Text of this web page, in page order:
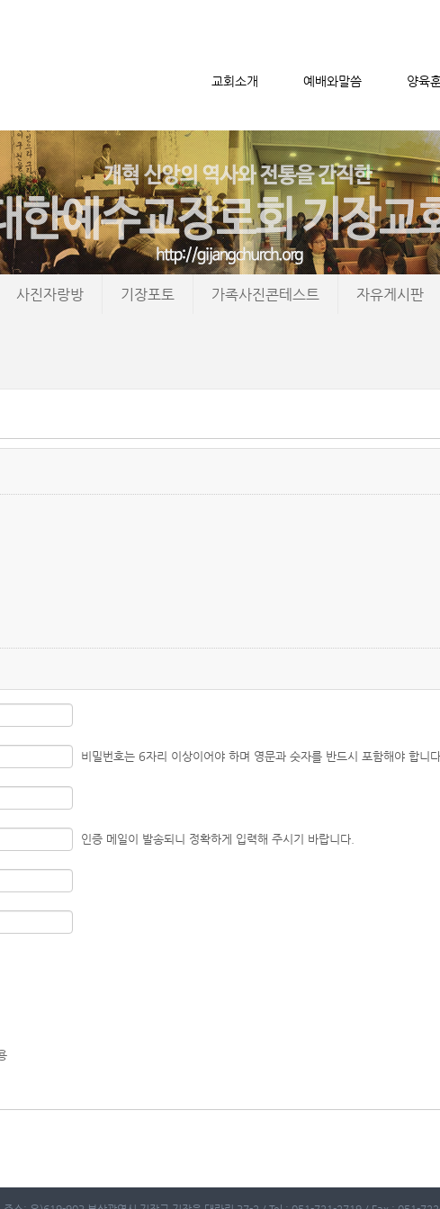
교회소개 예배와말씀 양육
메뉴 건너뛰기
사진자랑방 기장포토 가족사진콘테스트 자유게시판
비밀번호는 6자리 이상이어야 하며 영문과 숫자를 반드시 포함해야 합니
인증 메일이 발송되니 정확하게 입력해 주시기 바랍니다.